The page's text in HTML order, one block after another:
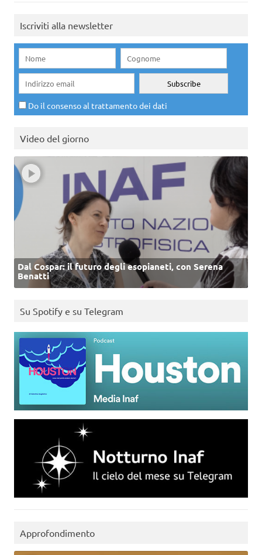
Iscriviti alla newsletter
Do il consenso al trattamento dei dati
Video del giorno
Dal Cospar: il futuro degli esopianeti, con Serena
Benatti
Su Spotify e su Telegram
Approfondimento